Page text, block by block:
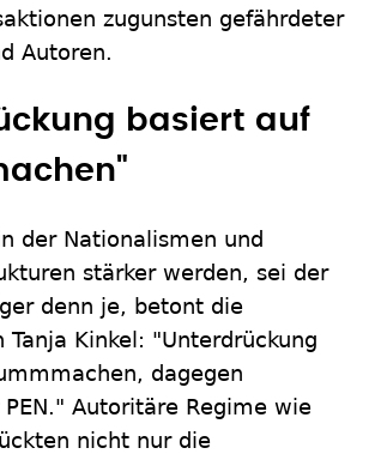
zugunsten gefährdeter
Autoren.
basiert auf
der Nationalismen und
stärker werden, sei der
denn je, betont die
Tanja Kinkel: "Unterdrückung
dagegen
Autoritäre Regime wie
nicht nur die